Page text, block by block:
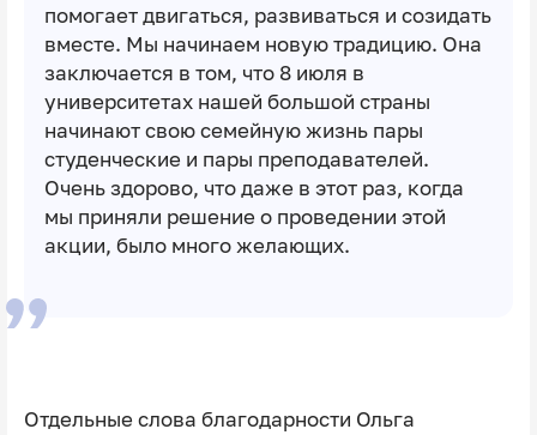
помогает двигаться, развиваться и созидать
вместе. Мы начинаем новую традицию. Она
заключается в том, что 8 июля в
университетах нашей большой страны
начинают свою семейную жизнь пары
студенческие и пары преподавателей.
Очень здорово, что даже в этот раз, когда
мы приняли решение о проведении этой
акции, было много желающих.
Отдельные слова благодарности Ольга